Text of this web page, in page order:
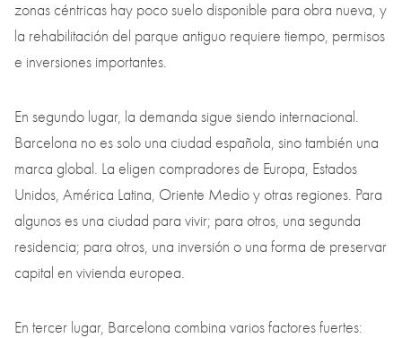
zonas céntricas hay poco suelo disponible para obra nueva, y
la rehabilitación del parque antiguo requiere tiempo, permisos
e inversiones importantes.
En segundo lugar, la demanda sigue siendo internacional.
Barcelona no es solo una ciudad española, sino también una
marca global. La eligen compradores de Europa, Estados
Unidos, América Latina, Oriente Medio y otras regiones. Para
algunos es una ciudad para vivir; para otros, una segunda
residencia; para otros, una inversión o una forma de preservar
capital en vivienda europea.
En tercer lugar, Barcelona combina varios factores fuertes: